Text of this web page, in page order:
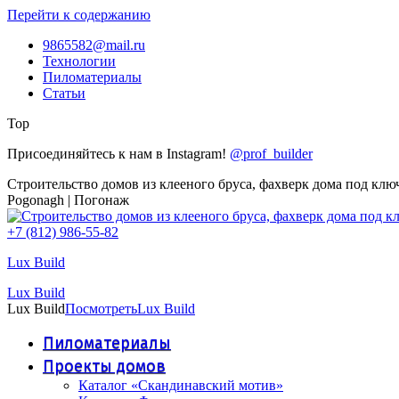
Перейти к содержанию
9865582@mail.ru
Технологии
Пиломатериалы
Статьи
Top
Присоединяйтесь к нам в Instagram! @prof_builder
Строительство домов из клееного бруса, фахверк дома под
Pogonagh | Погонаж
+7 (812) 986-55-82
Lux Build
Lux Build
Lux BuildПосмотретьLux Build
Пиломатериалы
Проекты домов
Каталог «Скандинавский мотив»